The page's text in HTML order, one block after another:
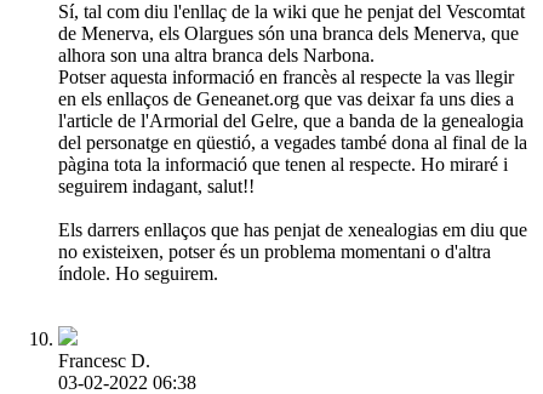
Sí, tal com diu l'enllaç de la wiki que he penjat del Vescomtat
de Menerva, els Olargues són una branca dels Menerva, que
alhora son una altra branca dels Narbona.
Potser aquesta informació en francès al respecte la vas llegir
en els enllaços de Geneanet.org que vas deixar fa uns dies a
l'article de l'Armorial del Gelre, que a banda de la genealogia
del personatge en qüestió, a vegades també dona al final de la
pàgina tota la informació que tenen al respecte. Ho miraré i
seguirem indagant, salut!!
Els darrers enllaços que has penjat de xenealogias em diu que
no existeixen, potser és un problema momentani o d'altra
índole. Ho seguirem.
Francesc D.
03-02-2022 06:38